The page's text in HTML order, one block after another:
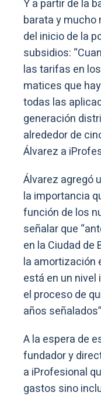
Y a partir de la
barata y mucho
del inicio de la
subsidios:
las tarifas en
matices que
todas las
generación
alrededor de
Álvarez a
Álvarez agregó
la importancia
función de los
señalar que
en la Ciudad de
la amortización
está en un
el proceso de
años
A la espera de
fundador y
a iProfesional
gastos sino